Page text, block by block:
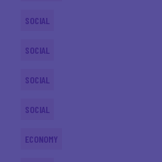
SOCIAL
SOCIAL
SOCIAL
SOCIAL
ECONOMY